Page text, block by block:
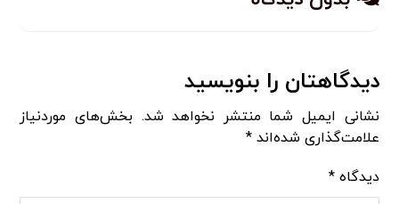
دیدگاهتان را بنویسید
نشانی ایمیل شما منتشر نخواهد شد. بخش‌های موردنیاز
علامت‌گذاری شده‌اند*
دیدگاه*